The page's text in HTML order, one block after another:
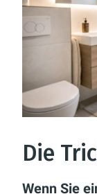
Die
Wenn Sie